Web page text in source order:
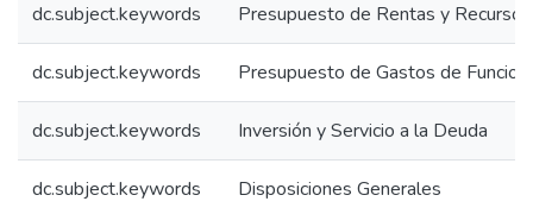
dc.subject.keywords Presupuesto de Rentas y
dc.subject.keywords Presupuesto de Gastos de
dc.subject.keywords Inversión y Servicio a la Deuda
dc.subject.keywords Disposiciones Generales